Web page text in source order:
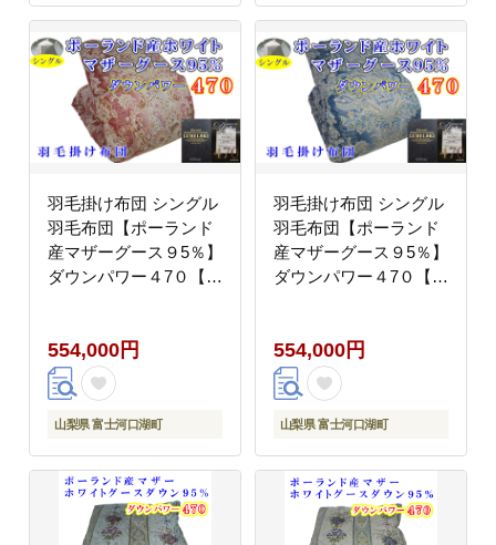
羽毛掛け布団 シングル
羽毛布団【ポーランド
産マザーグース９5％】
ダウンパワー４7０【立
ふとん 本掛け羽毛布団
冬用 羽毛布団 FAG157
554,000円
山梨県 富士河口湖町
羽毛掛け布団 シングル
羽毛布団【ポーランド
産マザーグース９5％】
ダウンパワー４7０【立
ふとん 本掛け羽毛布団
冬用 羽毛布団 FAG158
554,000円
山梨県 富士河口湖町